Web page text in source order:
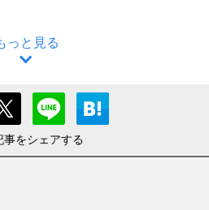
っと見る
事をシェアする